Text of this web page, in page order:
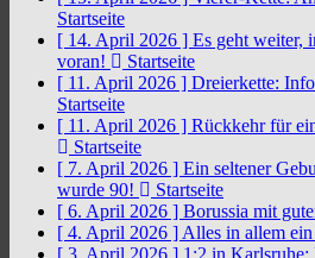
Startseite
[ 14. April 2026 ] Es geht weiter,
voran!
Startseite
[ 11. April 2026 ] Dreierkette:
Startseite
[ 11. April 2026 ] Rückkehr für
Startseite
[ 7. April 2026 ] Ein seltener
wurde 90!
Startseite
[ 6. April 2026 ] Borussia mit
[ 4. April 2026 ] Alles in allem
[ 3. April 2026 ] 1:2 in Karlsruhe: